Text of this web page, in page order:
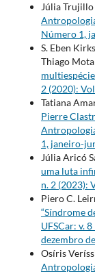
Júlia
Número 1,
S. Eben
Thiago
2 (2020):
Tatiana
Pierre
1, janeiro-
Júlia Aricó
uma luta
n. 2 (2023):
Piero C.
“Síndrome
UFSCar: v.
dezembro
Osíris